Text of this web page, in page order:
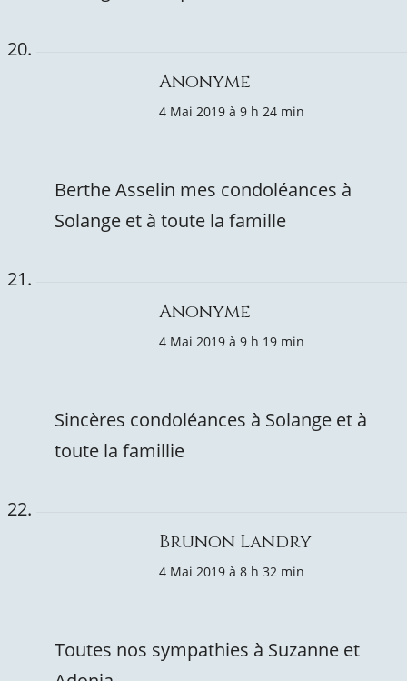
Anonyme
4 Mai 2019 à 9 h 24 min
Berthe Asselin mes condoléances à
Solange et à toute la famille
Anonyme
4 Mai 2019 à 9 h 19 min
Sincères condoléances à Solange et à
toute la famillie
Brunon Landry
4 Mai 2019 à 8 h 32 min
Toutes nos sympathies à Suzanne et